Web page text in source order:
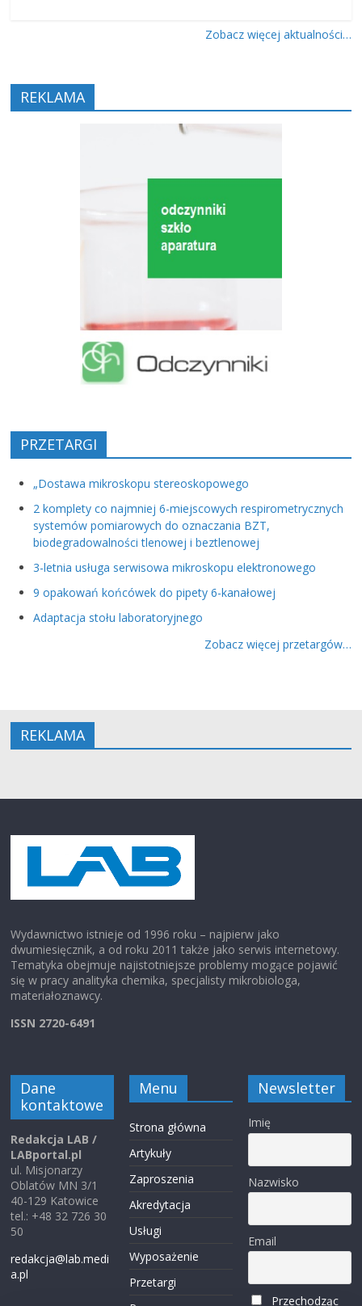
Zobacz więcej aktualności…
REKLAMA
PRZETARGI
„Dostawa mikroskopu stereoskopowego
2 komplety co najmniej 6-miejscowych respirometrycznych
systemów pomiarowych do oznaczania BZT,
biodegradowalności tlenowej i beztlenowej
3-letnia usługa serwisowa mikroskopu elektronowego
9 opakowań końcówek do pipety 6-kanałowej
Adaptacja stołu laboratoryjnego
Zobacz więcej przetargów…
REKLAMA
Wydawnictwo istnieje od 1996 roku – najpierw jako
dwumiesięcznik, a od roku 2011 także jako serwis internetowy.
Tematyka obejmuje najistotniejsze problemy mogące pojawić
się w pracy analityka chemika, specjalisty mikrobiologa,
materiałoznawcy.
ISSN 2720-6491
Dane
kontaktowe
Redakcja LAB /
LABportal.pl
ul. Misjonarzy
Oblatów MN 3/1
40-129 Katowice
tel.: +48 32 726 30
50
redakcja@lab.medi
a.pl
Menu
Strona główna
Artykuły
Zaproszenia
Akredytacja
Usługi
Wyposażenie
Przetargi
Newsletter
Imię
Nazwisko
Email
Przechodząc